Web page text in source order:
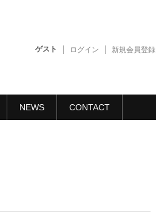
ゲスト ログイン 新規会員登録
NEWS CONTACT